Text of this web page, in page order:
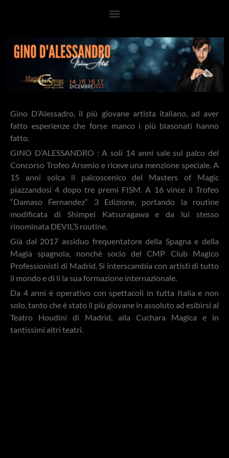
Gino D’Alessadro, il più giovane artista italiano, ad aver
fatto esperienze che forse manco i più blasonati hanno
fatto.
GINO D’ALESSANDRO : A soli 14 anni sale sul palco del
Concorso Trofeo Arsenio e riceve una menzione speciale. A
15 anni solca il palcoscenico del Masters of Magic
piazzandosi 4 dopo tre premi FISM. A 16 vince il Trofeo
“Damaso Fernandez” 3 Edizione, portando la routine
modificata di Shimpei Katsuragawa e da lui stesso
rinominata DEVIL’S routine.
Già dal 2017 assiduo frequentatore della Spagna e della
Magia spagnola, nonchè socio del CMP Club Magico
Professionisti di Madrid. Si interscambia con artisti di tutto
il mondo e di li la sua formazione internazionale.
Da 4 anni è operativo con spettacoli in tutta Italia e non
solo, tanto che è stato il più giovane in assoluto ad esibirsi al
Teatro Houdini di Madrid, alla Cuchara Magica e in
tantissimi altri teatri.